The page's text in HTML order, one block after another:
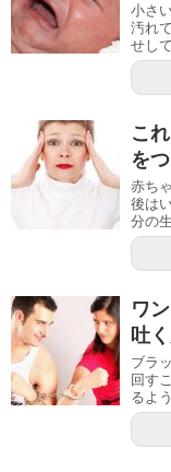
小さ
汚れ
せし
こ
を
赤ち
後は
分の
ワ
吐
ブラ
回す
るよ